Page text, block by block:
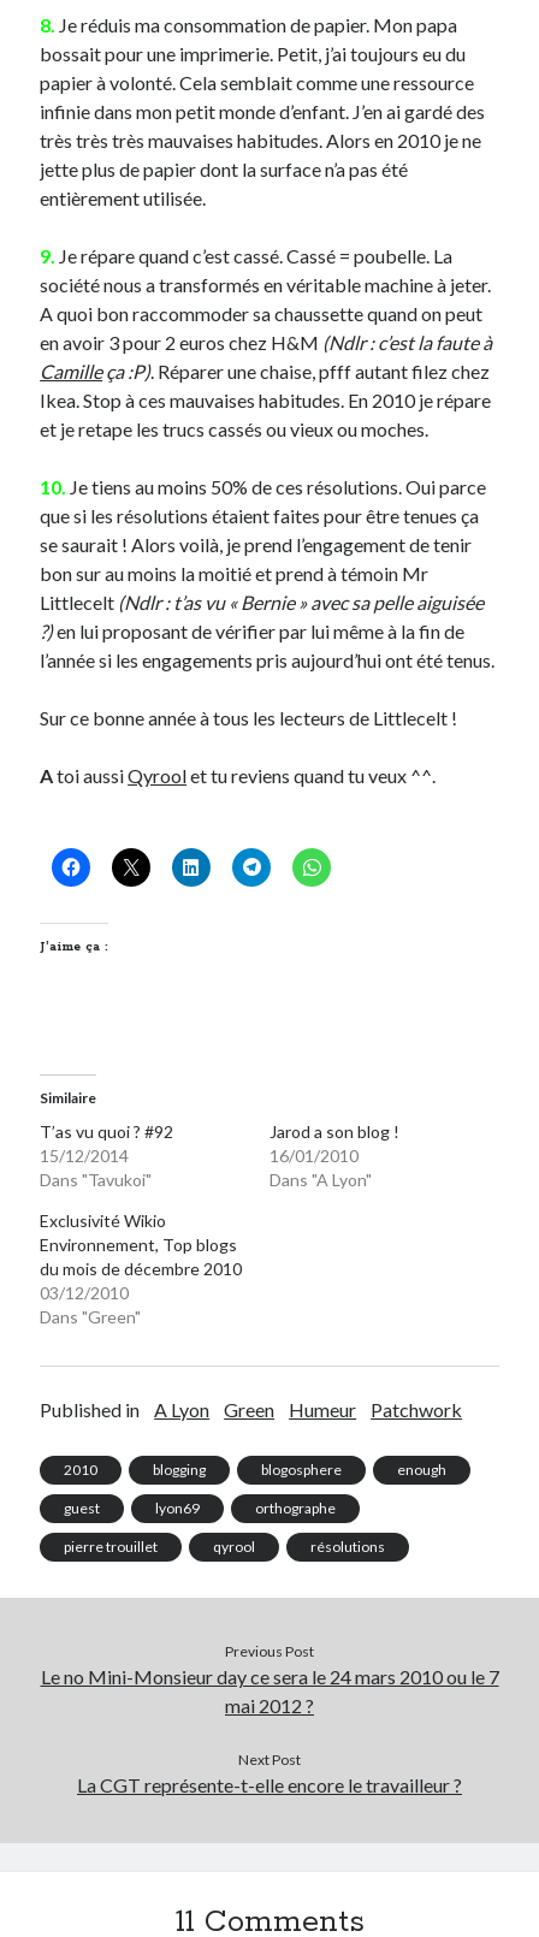
8. Je réduis ma consommation de papier. Mon papa
bossait pour une imprimerie. Petit, j’ai toujours eu du
papier à volonté. Cela semblait comme une ressource
infinie dans mon petit monde d’enfant. J’en ai gardé des
très très très mauvaises habitudes. Alors en 2010 je ne
jette plus de papier dont la surface n’a pas été
entièrement utilisée.
9. Je répare quand c’est cassé. Cassé = poubelle. La
société nous a transformés en véritable machine à jeter.
A quoi bon raccommoder sa chaussette quand on peut
en avoir 3 pour 2 euros chez H&M (Ndlr : c’est la faute à
Camilleça :P). Réparer une chaise, pfff autant filez chez
Ikea. Stop à ces mauvaises habitudes. En 2010 je répare
et je retape les trucs cassés ou vieux ou moches.
10. Je tiens au moins 50% de ces résolutions. Oui parce
que si les résolutions étaient faites pour être tenues ça
se saurait ! Alors voilà, je prend l’engagement de tenir
bon sur au moins la moitié et prend à témoin Mr
Littlecelt (Ndlr : t’as vu « Bernie » avec sa pelle aiguisée
?)en lui proposant de vérifier par lui même à la fin de
l’année si les engagements pris aujourd’hui ont été tenus.
Sur ce bonne année à tous les lecteurs de Littlecelt !
Atoi aussiQyroolet tu reviens quand tu veux ^^.
J’aime ça :
Similaire
T’as vu quoi ? #92
15/12/2014
Dans "Tavukoi"
Jarod a son blog !
16/01/2010
Dans "A Lyon"
Exclusivité Wikio
Environnement, Top blogs
du mois de décembre 2010
03/12/2010
Dans "Green"
Published in A Lyon Green Humeur Patchwork
2010 blogging blogosphere enough
guest lyon69 orthographe
pierre trouillet qyrool résolutions
Previous Post
Le no Mini-Monsieur day ce sera le 24 mars 2010 ou le 7
mai 2012 ?
Next Post
La CGT représente-t-elle encore le travailleur ?
11 Comments